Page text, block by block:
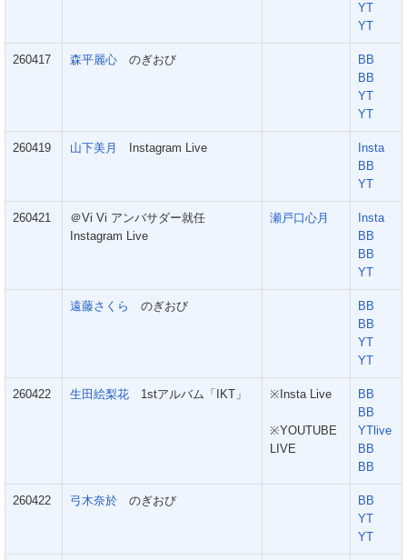
YT
YT
260417 森平麗心 のぎおび
BB
BB
YT
YT
260419 山下美月 Instagram Live
Insta
BB
YT
260421
＠Vi Vi アンバサダー就任
Instagram Live
瀬戸口心月
Insta
BB
BB
YT
遠藤さくら のぎおび
BB
BB
YT
YT
260422 生田絵梨花 1stアルバム「IKT」 ※Insta Live
※YOUTUBE
LIVE
BB
BB
YTlive
BB
BB
260422 弓木奈於 のぎおび
BB
YT
YT